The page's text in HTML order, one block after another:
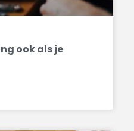
ook als je